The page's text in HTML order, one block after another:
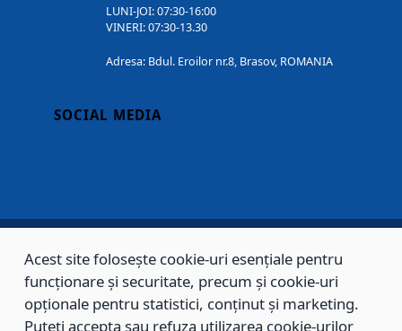
LUNI-JOI: 07:30-16:00
VINERI: 07:30-13.30
Adresa: Bdul. Eroilor nr.8, Brasov, ROMANIA
SOCIAL MEDIA
Copyright © 2002 - 2026 - PRIMĂRIA MUNICIPIULUI BRAȘOV, toate drepturile
rezervate.
Acest site folosește cookie-uri esențiale pentru
funcționare și securitate, precum și cookie-uri
opționale pentru statistici, conținut și marketing.
Puteți accepta sau refuza utilizarea cookie-urilor